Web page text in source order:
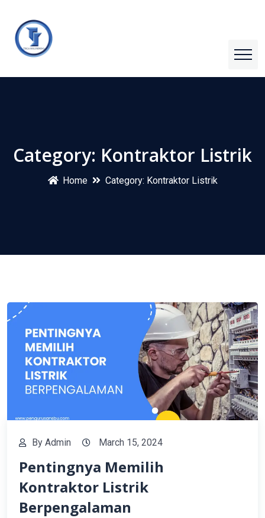
Category: Kontraktor Listrik
Home Category: Kontraktor Listrik
By Admin March 15, 2024
Pentingnya Memilih
Kontraktor Listrik
Berpengalaman